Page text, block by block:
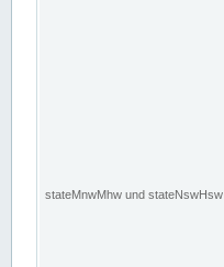
stateMnwMhw und stateNswHsw